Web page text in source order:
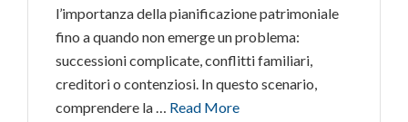
l’importanza della pianificazione patrimoniale
fino a quando non emerge un problema:
successioni complicate, conflitti familiari,
creditori o contenziosi. In questo scenario,
comprendere la … Read More